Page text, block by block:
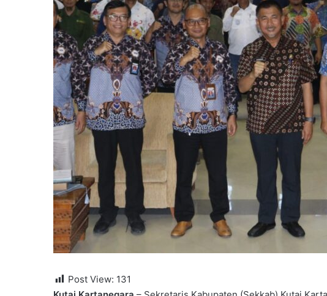
Post View: 131